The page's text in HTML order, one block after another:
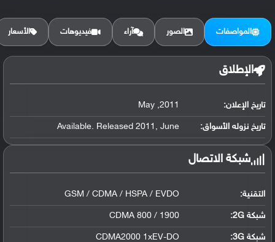
المواصفات الصور آراء فيديوهات الأسعار
الإطلاق
تاريخ الإعلان: 2011, May
تاريخ نزوله الأسواق: Available. Released 2011, June
شبكة الاتصال
التقنية: GSM / CDMA / HSPA / EVDO
شبكة 2G: CDMA 800 / 1900
شبكة 3G :
CDMA2000 1xEV-DO